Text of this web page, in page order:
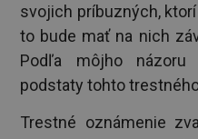
svojich príbuzných,
to bude mať na nich
Podľa môjho názoru
podstaty tohto
Trestné oznámenie